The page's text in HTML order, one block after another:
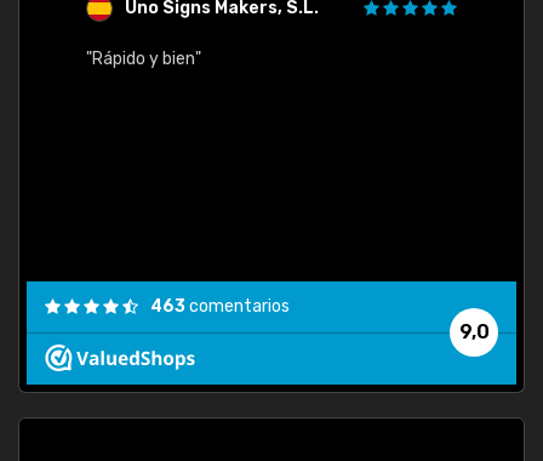
Uno Signs Makers, S.L.
"Rápido y bien"
9,0
463comentarios